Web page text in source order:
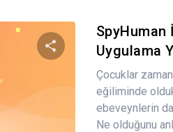
Bu makaleyi
SpyHuman
Uygulama
Çocuklar
eğiliminde
ebeveynlerin
Ne olduğunu